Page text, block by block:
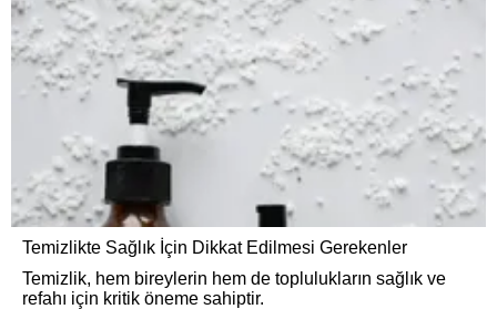
Temizlikte Sağlık İçin Dikkat Edilmesi Gerekenler
Temizlik, hem bireylerin hem de toplulukların sağlık ve
refahı için kritik öneme sahiptir.